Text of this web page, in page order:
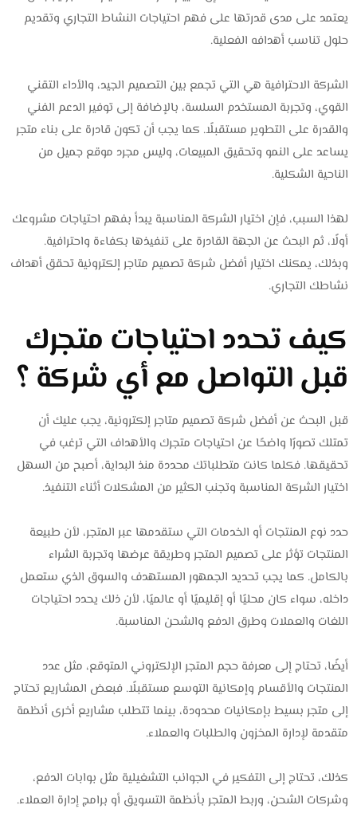
يعتمد على مدى قدرتها على فهم احتياجات النشاط التجاري وتقديم
حلول تناسب أهدافه الفعلية.
الشركة الاحترافية هي التي تجمع بين التصميم الجيد، والأداء التقني
القوي، وتجربة المستخدم السلسة، بالإضافة إلى توفير الدعم الفني
والقدرة على التطوير مستقبلًا. كما يجب أن تكون قادرة على بناء متجر
يساعد على النمو وتحقيق المبيعات، وليس مجرد موقع جميل من
الناحية الشكلية.
لهذا السبب، فإن اختيار الشركة المناسبة يبدأ بفهم احتياجات مشروعك
أولًا، ثم البحث عن الجهة القادرة على تنفيذها بكفاءة واحترافية.
وبذلك، يمكنك اختيار أفضل شركة تصميم متاجر إلكترونية تحقق أهداف
نشاطك التجاري.
كيف تحدد احتياجات متجرك
قبل التواصل مع أي شركة ؟
قبل البحث عن أفضل شركة تصميم متاجر إلكترونية، يجب عليك أن
تمتلك تصورًا واضحًا عن احتياجات متجرك والأهداف التي ترغب في
تحقيقها. فكلما كانت متطلباتك محددة منذ البداية، أصبح من السهل
اختيار الشركة المناسبة وتجنب الكثير من المشكلات أثناء التنفيذ.
حدد نوع المنتجات أو الخدمات التي ستقدمها عبر المتجر، لأن طبيعة
المنتجات تؤثر على تصميم المتجر وطريقة عرضها وتجربة الشراء
بالكامل. كما يجب تحديد الجمهور المستهدف والسوق الذي ستعمل
داخله، سواء كان محليًا أو إقليميًا أو عالميًا، لأن ذلك يحدد احتياجات
اللغات والعملات وطرق الدفع والشحن المناسبة.
أيضًا، تحتاج إلى معرفة حجم المتجر الإلكتروني المتوقع، مثل عدد
المنتجات والأقسام وإمكانية التوسع مستقبلًا. فبعض المشاريع تحتاج
إلى متجر بسيط بإمكانيات محدودة، بينما تتطلب مشاريع أخرى أنظمة
متقدمة لإدارة المخزون والطلبات والعملاء.
كذلك، تحتاج إلى التفكير في الجوانب التشغيلية مثل بوابات الدفع،
وشركات الشحن، وربط المتجر بأنظمة التسويق أو برامج إدارة العملاء.